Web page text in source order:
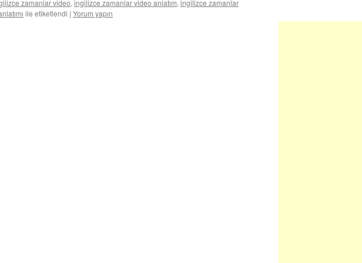
zamanlar video, ingilizce zamanlar video anlatım, ingilizce zamanlar
ile etiketlendi | Yorum yapın